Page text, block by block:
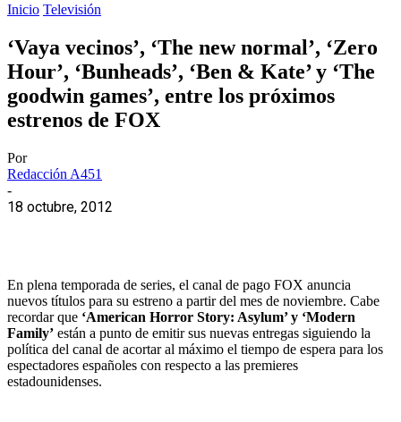
Inicio Televisión
‘Vaya vecinos’, ‘The new normal’, ‘Zero
Hour’, ‘Bunheads’, ‘Ben & Kate’ y ‘The
goodwin games’, entre los próximos
estrenos de FOX
Por
Redacción A451
-
18 octubre, 2012
En plena temporada de series, el canal de pago FOX anuncia
nuevos títulos para su estreno a partir del mes de noviembre. Cabe
recordar que ‘American Horror Story: Asylum’ y ‘Modern
Family’ están a punto de emitir sus nuevas entregas siguiendo la
política del canal de acortar al máximo el tiempo de espera para los
espectadores españoles con respecto a las premieres
estadounidenses.